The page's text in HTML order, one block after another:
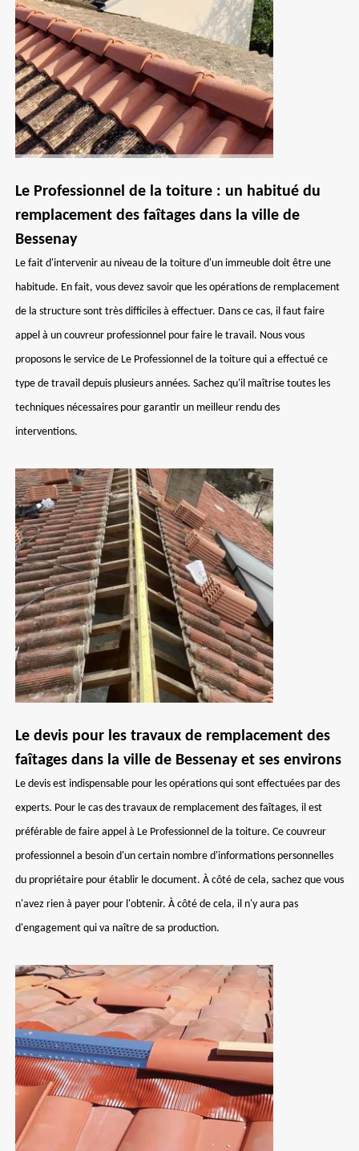
Le Professionnel de la toiture : un habitué du
remplacement des faîtages dans la ville de
Bessenay
Le fait d'intervenir au niveau de la toiture d'un immeuble doit être une
habitude. En fait, vous devez savoir que les opérations de remplacement
de la structure sont très difficiles à effectuer. Dans ce cas, il faut faire
appel à un couvreur professionnel pour faire le travail. Nous vous
proposons le service de Le Professionnel de la toiture qui a effectué ce
type de travail depuis plusieurs années. Sachez qu'il maîtrise toutes les
techniques nécessaires pour garantir un meilleur rendu des
interventions.
Le devis pour les travaux de remplacement des
faîtages dans la ville de Bessenay et ses environs
Le devis est indispensable pour les opérations qui sont effectuées par des
experts. Pour le cas des travaux de remplacement des faîtages, il est
préférable de faire appel à Le Professionnel de la toiture. Ce couvreur
professionnel a besoin d'un certain nombre d'informations personnelles
du propriétaire pour établir le document. À côté de cela, sachez que vous
n'avez rien à payer pour l'obtenir. À côté de cela, il n'y aura pas
d'engagement qui va naître de sa production.